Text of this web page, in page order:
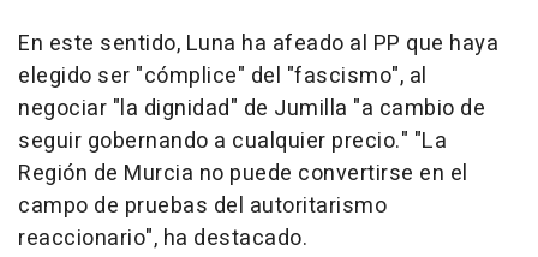
En este sentido, Luna ha afeado al PP que haya
elegido ser "cómplice" del "fascismo", al
negociar "la dignidad" de Jumilla "a cambio de
seguir gobernando a cualquier precio." "La
Región de Murcia no puede convertirse en el
campo de pruebas del autoritarismo
reaccionario", ha destacado.